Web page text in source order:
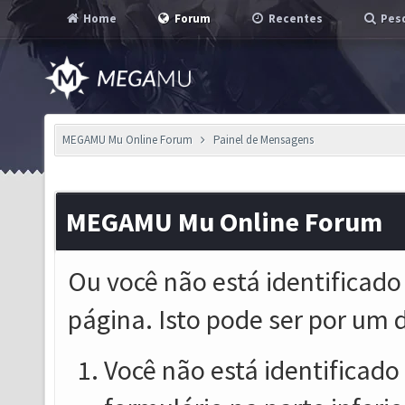
Home Forum Recentes
MEGAMU Mu Online Forum Painel de Mensagens
MEGAMU Mu Online Forum
Ou você não está
página. Isto pode ser por um
Você não está